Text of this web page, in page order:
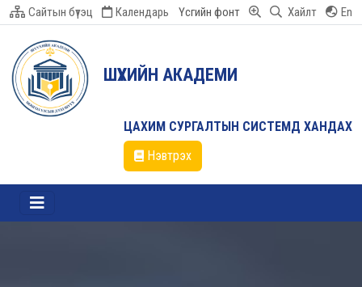
Сайтын бүтэц Календарь Үсгийн фонт Хайлт En
ШҮҮХИЙН АКАДЕМИ
ЦАХИМ СУРГАЛТЫН СИСТЕМД ХАНДАХ
Нэвтрэх